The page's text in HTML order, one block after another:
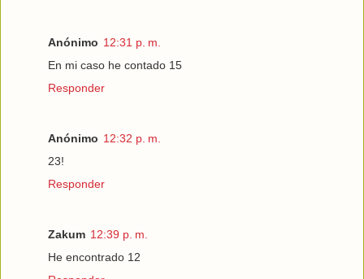
Anónimo 12:31 p. m.
En mi caso he contado 15
Responder
Anónimo 12:32 p. m.
23!
Responder
Zakum 12:39 p. m.
He encontrado 12